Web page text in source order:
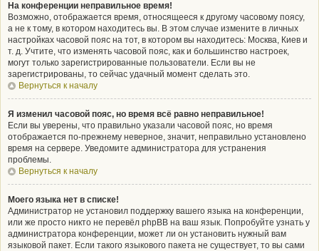
На конференции неправильное время!
Возможно, отображается время, относящееся к другому часовому поясу,
а не к тому, в котором находитесь вы. В этом случае измените в личных
настройках часовой пояс на тот, в котором вы находитесь: Москва, Киев и
т. д. Учтите, что изменять часовой пояс, как и большинство настроек,
могут только зарегистрированные пользователи. Если вы не
зарегистрированы, то сейчас удачный момент сделать это.
Вернуться к началу
Я изменил часовой пояс, но время всё равно неправильное!
Если вы уверены, что правильно указали часовой пояс, но время
отображается по-прежнему неверное, значит, неправильно установлено
время на сервере. Уведомите администратора для устранения
проблемы.
Вернуться к началу
Моего языка нет в списке!
Администратор не установил поддержку вашего языка на конференции,
или же просто никто не перевёл phpBB на ваш язык. Попробуйте узнать у
администратора конференции, может ли он установить нужный вам
языковой пакет. Если такого языкового пакета не существует, то вы сами